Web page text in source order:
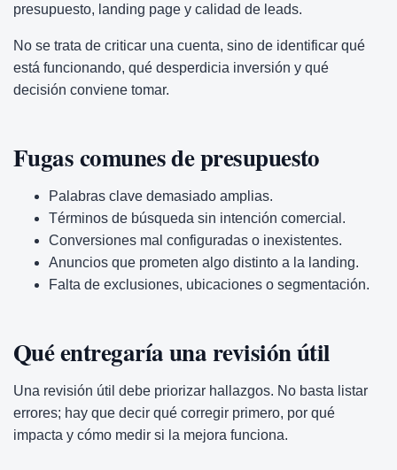
presupuesto, landing page y calidad de leads.
No se trata de criticar una cuenta, sino de identificar qué
está funcionando, qué desperdicia inversión y qué
decisión conviene tomar.
Fugas comunes de presupuesto
Palabras clave demasiado amplias.
Términos de búsqueda sin intención comercial.
Conversiones mal configuradas o inexistentes.
Anuncios que prometen algo distinto a la landing.
Falta de exclusiones, ubicaciones o segmentación.
Qué entregaría una revisión útil
Una revisión útil debe priorizar hallazgos. No basta listar
errores; hay que decir qué corregir primero, por qué
impacta y cómo medir si la mejora funciona.